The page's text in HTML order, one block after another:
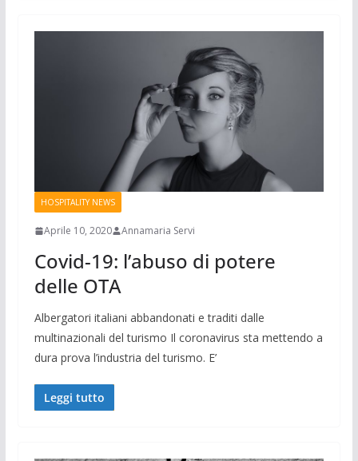
HOSPITALITY NEWS
Aprile 10, 2020 Annamaria Servi
Covid-19: l’abuso di potere
delle OTA
Albergatori italiani abbandonati e traditi dalle
multinazionali del turismo Il coronavirus sta mettendo a
dura prova l’industria del turismo. E’
Leggi tutto